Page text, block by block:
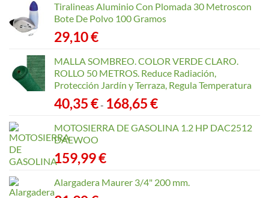
168,65 €
Tiralineas Aluminio Con Plomada 30 Metroscon
Bote De Polvo 100 Gramos
29,10€
MALLA SOMBREO. COLOR VERDE CLARO.
ROLLO 50 METROS. Reduce Radiación,
Protección Jardín y Terraza, Regula Temperatura
40,35€- 168,65€Rango
precios:
MOTOSIERRA DE GASOLINA 1.2 HP DAC2512
DAEWOO
159,99€
Alargadera Maurer 3/4" 200 mm.